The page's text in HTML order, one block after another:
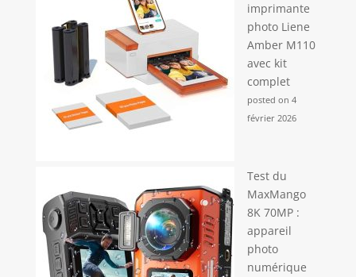
imprimante
photo Liene
Amber M110
avec kit
complet
posted on 4
février 2026
Test du
MaxMango
8K 70MP :
appareil
photo
numérique